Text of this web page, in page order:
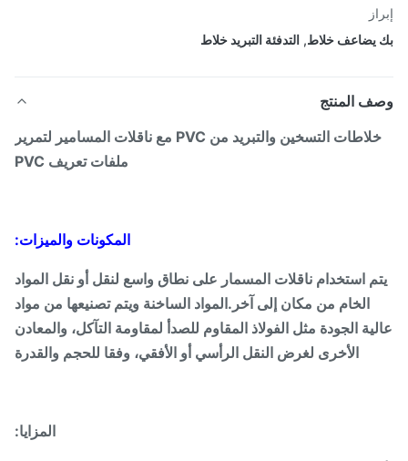
يضاعف خلاط ,التدفئة التبريد خلاط
المنتج
خلاطات التسخين والتبريد من PVC مع ناقلات المسامير لتمرير
ملفات تعريف PVC
المكونات والميزات:
استخدام ناقلات المسمار على نطاق واسع لنقل أو نقل المواد
الخام من مكان إلى آخر.المواد الساخنة ويتم تصنيعها من مواد
الجودة مثل الفولاذ المقاوم للصدأ لمقاومة التآكل، والمعادن
الأخرى لغرض النقل الرأسي أو الأفقي، وفقا للحجم والقدرة
المزايا: